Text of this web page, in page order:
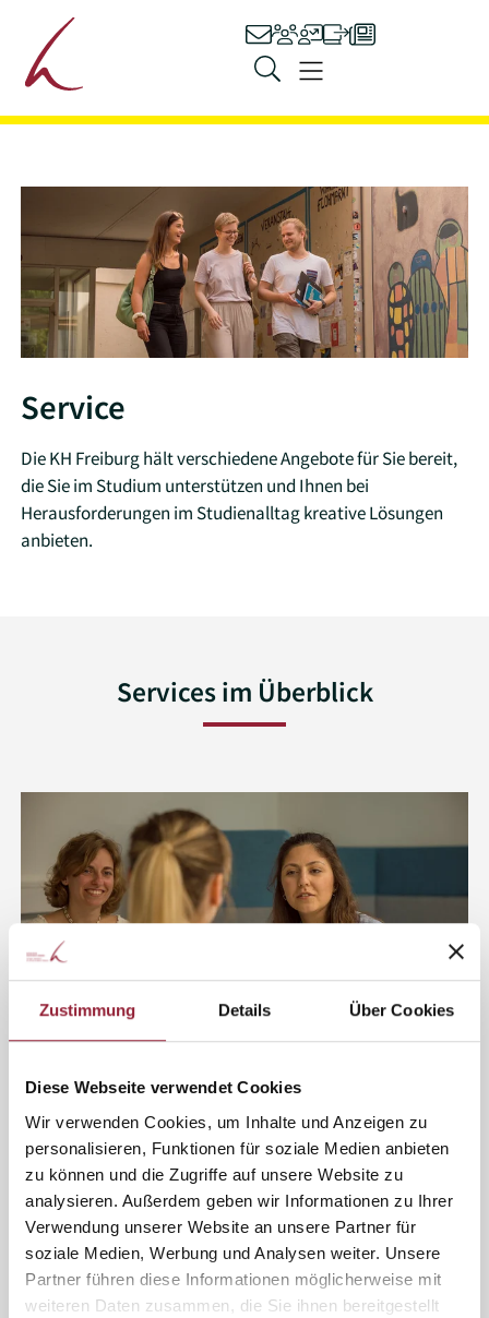
Zustimmung Details Über Cookies
Diese Webseite verwendet Cookies
Wir verwenden Cookies, um Inhalte und Anzeigen zu
personalisieren, Funktionen für soziale Medien anbieten
zu können und die Zugriffe auf unsere Website zu
analysieren. Außerdem geben wir Informationen zu Ihrer
Verwendung unserer Website an unsere Partner für
soziale Medien, Werbung und Analysen weiter. Unsere
Partner führen diese Informationen möglicherweise mit
weiteren Daten zusammen, die Sie ihnen bereitgestellt
Zum Inhalt springen
Hauptnavigation
Kontakt
Personen
IliasPresse
Menü
Service
Die KH Freiburg hält verschiedene Angebote für Sie bereit,
die Sie im Studium unterstützen und Ihnen bei
Herausforderungen im Studienalltag kreative Lösungen
anbieten.
Services im Überblick